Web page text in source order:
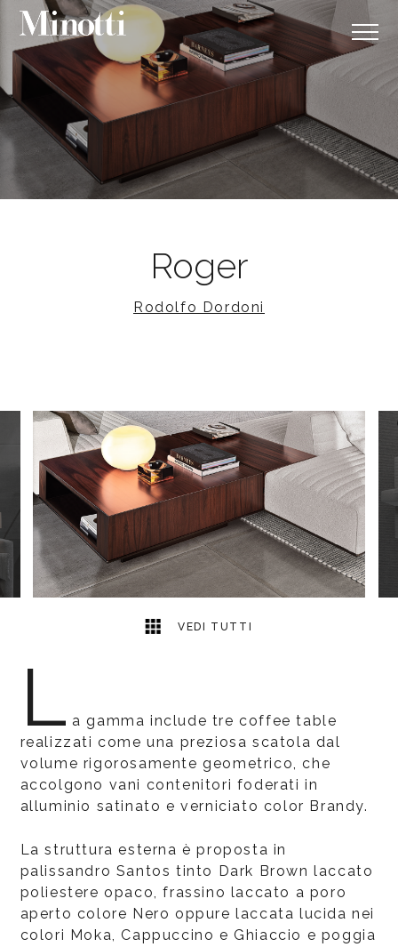
Roger
Rodolfo Dordoni
VEDI TUTTI
L a gamma include tre coffee table
realizzati come una preziosa scatola dal
volume rigorosamente geometrico, che
accolgono vani contenitori foderati in
alluminio satinato e verniciato color Brandy.
La struttura esterna è proposta in
palissandro Santos tinto Dark Brown laccato
poliestere opaco, frassino laccato a poro
aperto colore Nero oppure laccata lucida nei
colori Moka, Cappuccino e Ghiaccio e poggia